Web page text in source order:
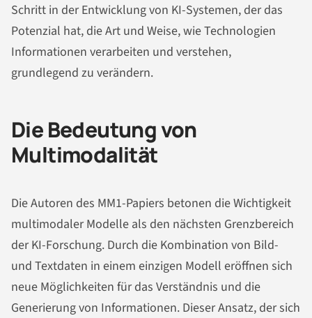
Schritt in der Entwicklung von KI-Systemen, der das
Potenzial hat, die Art und Weise, wie Technologien
Informationen verarbeiten und verstehen,
grundlegend zu verändern.
Die Bedeutung von
Multimodalität
Die Autoren des MM1-Papiers betonen die Wichtigkeit
multimodaler Modelle als den nächsten Grenzbereich
der KI-Forschung. Durch die Kombination von Bild-
und Textdaten in einem einzigen Modell eröffnen sich
neue Möglichkeiten für das Verständnis und die
Generierung von Informationen. Dieser Ansatz, der sich